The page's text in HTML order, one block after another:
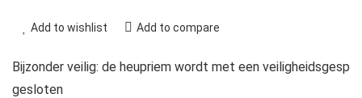
Add to wishlist Add to compare
Bijzonder veilig: de heupriem wordt met een veiligheidsgesp
gesloten